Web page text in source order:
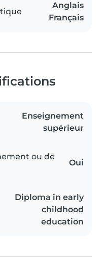
Anglais
Français
Enseignement
supérieur
ou de
Oui
Diploma in early
childhood
education